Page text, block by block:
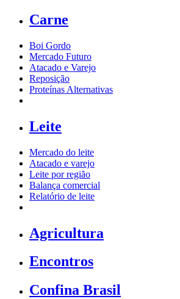
Carne
Boi Gordo
Mercado Futuro
Atacado e Varejo
Reposição
Proteínas Alternativas
Leite
Mercado do leite
Atacado e varejo
Leite por região
Balança comercial
Relatório de leite
Agricultura
Encontros
Confina Brasil